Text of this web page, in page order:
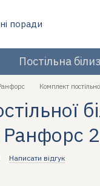
поради
Постільна
Комплект
Написати відгук